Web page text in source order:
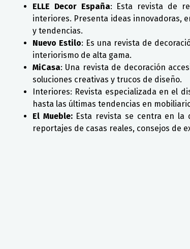
ELLE Decor España: Esta revista de
interiores. Presenta ideas innovadoras,
y tendencias.
Nuevo Estilo: Es una revista de
interiorismo de alta gama.
MiCasa: Una revista de decoración
soluciones creativas y trucos de diseño.
Interiores: Revista especializada en el
hasta las últimas tendencias en
El Mueble:Esta revista se centra en la
reportajes de casas reales, consejos de